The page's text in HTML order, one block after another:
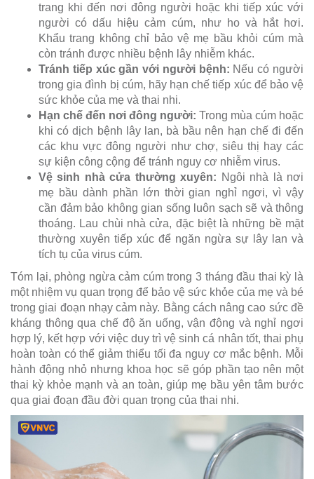
trang khi đến nơi đông người hoặc khi tiếp xúc với
người có dấu hiệu cảm cúm, như ho và hắt hơi.
Khẩu trang không chỉ bảo vệ mẹ bầu khỏi cúm mà
còn tránh được nhiều bệnh lây nhiễm khác.
Tránh tiếp xúc gần với người bệnh: Nếu có người
trong gia đình bị cúm, hãy hạn chế tiếp xúc để bảo vệ
sức khỏe của mẹ và thai nhi.
Hạn chế đến nơi đông người: Trong mùa cúm hoặc
khi có dịch bệnh lây lan, bà bầu nên hạn chế đi đến
các khu vực đông người như chợ, siêu thị hay các
sự kiện công cộng để tránh nguy cơ nhiễm virus.
Vệ sinh nhà cửa thường xuyên: Ngôi nhà là nơi
mẹ bầu dành phần lớn thời gian nghỉ ngơi, vì vậy
cần đảm bảo không gian sống luôn sạch sẽ và thông
thoáng. Lau chùi nhà cửa, đặc biệt là những bề mặt
thường xuyên tiếp xúc để ngăn ngừa sự lây lan và
tích tụ của virus cúm.
Tóm lại, phòng ngừa cảm cúm trong 3 tháng đầu thai kỳ là
một nhiệm vụ quan trọng để bảo vệ sức khỏe của mẹ và bé
trong giai đoạn nhạy cảm này. Bằng cách nâng cao sức đề
kháng thông qua chế độ ăn uống, vận động và nghỉ ngơi
hợp lý, kết hợp với việc duy trì vệ sinh cá nhân tốt, thai phụ
hoàn toàn có thể giảm thiểu tối đa nguy cơ mắc bệnh. Mỗi
hành động nhỏ nhưng khoa học sẽ góp phần tạo nên một
thai kỳ khỏe mạnh và an toàn, giúp mẹ bầu yên tâm bước
qua giai đoạn đầu đời quan trọng của thai nhi.